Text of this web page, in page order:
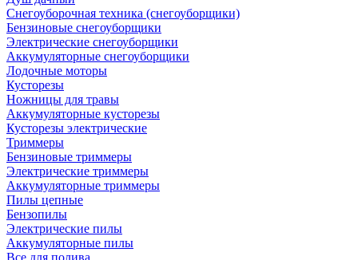
Снегоуборочная техника (снегоуборщики)
Бензиновые снегоуборщики
Электрические снегоуборщики
Аккумуляторные снегоуборщики
Лодочные моторы
Кусторезы
Ножницы для травы
Аккумуляторные кусторезы
Кусторезы электрические
Триммеры
Бензиновые триммеры
Электрические триммеры
Аккумуляторные триммеры
Пилы цепные
Бензопилы
Электрические пилы
Аккумуляторные пилы
Все для полива